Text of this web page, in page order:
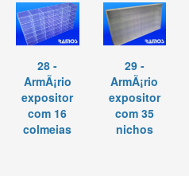
28 -
ArmÃ¡rio
expositor
com 16
colmeias
29 -
ArmÃ¡rio
expositor
com 35
nichos